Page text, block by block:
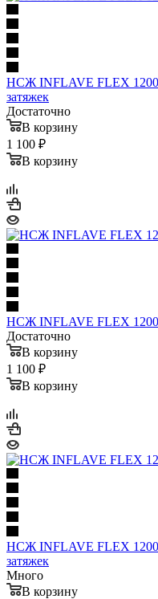
НСЖ INFLAVE FLEX
затяжек
Достаточно
В корзину
1 100 ₽
В корзину
НСЖ INFLAVE FLEX
Достаточно
В корзину
1 100 ₽
В корзину
НСЖ INFLAVE FLEX
затяжек
Много
В корзину